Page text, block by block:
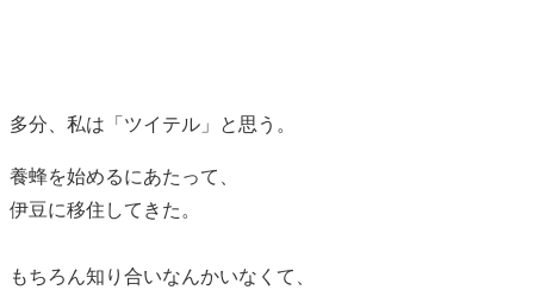
多分、私は「ツイテル」と思う。
養蜂を始めるにあたって、
伊豆に移住してきた。
もちろん知り合いなんかいなくて、